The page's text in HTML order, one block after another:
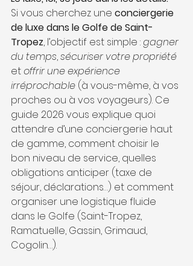
Si vous cherchez une conciergerie
de luxe dans le Golfe de Saint-
Tropez, l’objectif est simple : gagner
du temps, sécuriser votre propriété
et offrir une expérience
irréprochable (à vous-même, à vos
proches ou à vos voyageurs). Ce
guide 2026 vous explique quoi
attendre d’une conciergerie haut
de gamme, comment choisir le
bon niveau de service, quelles
obligations anticiper (taxe de
séjour, déclarations…) et comment
organiser une logistique fluide
dans le Golfe (Saint-Tropez,
Ramatuelle, Gassin, Grimaud,
Cogolin…).